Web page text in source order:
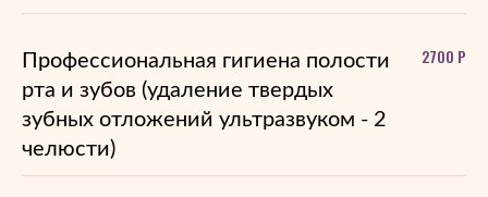
Профессиональная гигиена полости
рта и зубов (удаление твердых
зубных отложений ультразвуком - 2
челюсти)
2700 Р